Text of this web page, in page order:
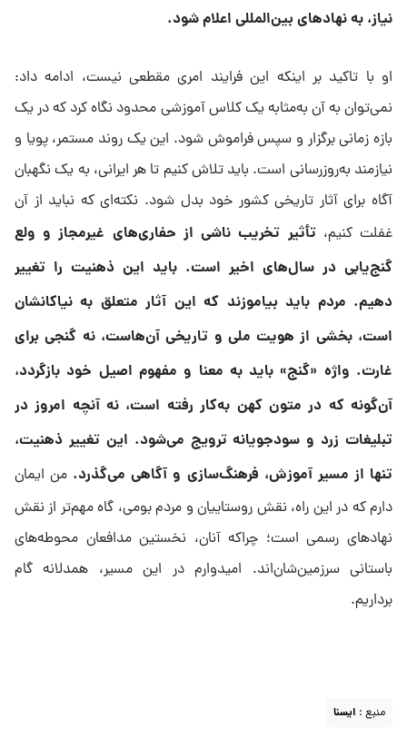
نیاز، به نهادهای بین‌المللی اعلام شود.
او با تاکید بر اینکه این فرایند امری مقطعی نیست، ادامه داد:
نمی‌توان به آن به‌مثابه یک کلاس آموزشی محدود نگاه کرد که در یک
بازه زمانی برگزار و سپس فراموش شود. این یک روند مستمر، پویا و
نیازمند به‌روزرسانی است. باید تلاش کنیم تا هر ایرانی، به یک نگهبان
آگاه برای آثار تاریخی کشور خود بدل شود. نکته‌ای که نباید از آن
غفلت کنیم،تأثیر تخریب ناشی از حفاری‌های غیرمجاز و ولع
گنج‌یابی در سال‌های اخیر است. باید این ذهنیت را تغییر
دهیم. مردم باید بیاموزند که این آثار متعلق به نیاکانشان
است، بخشی از هویت ملی و تاریخی آن‌هاست، نه گنجی برای
غارت. واژه «گنج» باید به معنا و مفهوم اصیل خود بازگردد،
آن‌گونه که در متون کهن به‌کار رفته است، نه آنچه امروز در
تبلیغات زرد و سودجویانه ترویج می‌شود. این تغییر ذهنیت،
تنها از مسیر آموزش، فرهنگ‌سازی و آگاهی می‌گذرد. من ایمان
دارم که در این راه، نقش روستاییان و مردم بومی، گاه مهم‌تر از نقش
نهادهای رسمی است؛ چراکه آنان، نخستین مدافعان محوطه‌های
باستانی سرزمین‌شان‌اند. امیدوارم در این مسیر، همدلانه گام
برداریم.
منبع : ايسنا